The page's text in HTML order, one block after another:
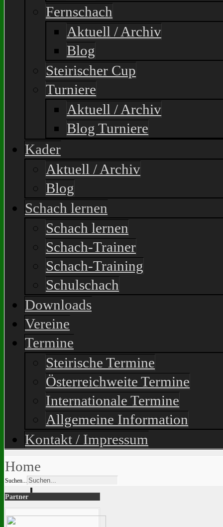
Fernschach
Aktuell / Archiv
Blog
Steirischer Cup
Turniere
Aktuell / Archiv
Blog Turniere
Kader
Aktuell / Archiv
Blog
Schach lernen
Schach lernen
Schach-Trainer
Schach-Training
Schulschach
Downloads
Vereine
Termine
Steirische Termine
Österreichweite Termine
Internationale Termine
Allgemeine Information
Kontakt / Impressum
Home
Suchen...
Partner